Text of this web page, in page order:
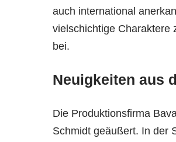
auch international
vielschichtige Charaktere
bei.
Neuigkeiten aus
Die Produktionsfirma
Schmidt geäußert. In der